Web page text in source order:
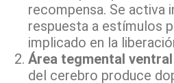
recompensa. Se activa
respuesta a estímulos
implicado en la
Área tegmental
del cerebro produce